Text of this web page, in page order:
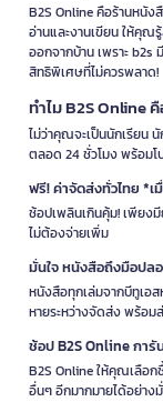
B2S Online คือร้านหนัง
อ่านและงานเขียน ให้คุณ
ออกจากบ้าน เพราะ
สิทธิพิเศษที่ไม่ควรพลาด!
ทำไม B2S
ไม่ว่าคุณจะเป็นนักเรียน
ตลอด 24 ชั่วโมง พร้อมโ
ฟรี! ค่าจัดส่งทั่วไทย *
ช้อปเพลินเกินคุ้ม! เพียง
ไม่ต้องจ่ายเพิ่ม
มั่นใจ หนังสือถึงมือปล
หนังสือทุกเล่มจากบีทูเอ
หายระหว่างจัดส่ง พร้อ
ช้อป B2S Online กา
B2S Online ให้คุณเลือก
อื่นๆ อีกมากมายได้อย่าง